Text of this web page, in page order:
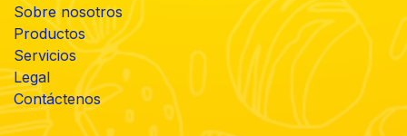
Sobre nosotros
Productos
Servicios
Legal
Contáctenos